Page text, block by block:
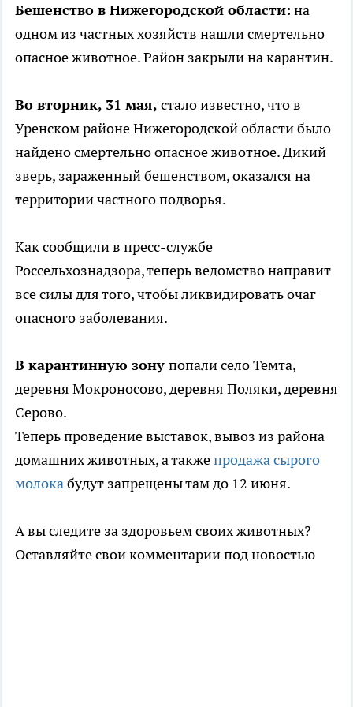
Бешенство в Нижегородской области: на
одном из частных хозяйств нашли смертельно
опасное животное. Район закрыли на карантин.
Во вторник, 31 мая, стало известно, что в
Уренском районе Нижегородской области было
найдено смертельно опасное животное. Дикий
зверь, зараженный бешенством, оказался на
территории частного подворья.
Как сообщили в пресс-службе
Россельхознадзора, теперь ведомство направит
все силы для того, чтобы ликвидировать очаг
опасного заболевания.
В карантинную зону попали село Темта,
деревня Мокроносово, деревня Поляки, деревня
Серово.
Теперь проведение выставок, вывоз из района
домашних животных, а такжепродажа сырого
молокабудут запрещены там до 12 июня.
А вы следите за здоровьем своих животных?
Оставляйте свои комментарии под новостью